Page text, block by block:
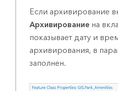
Если архивирование
Архивированиена
показывает дату и
архивирования, в
заполнен.